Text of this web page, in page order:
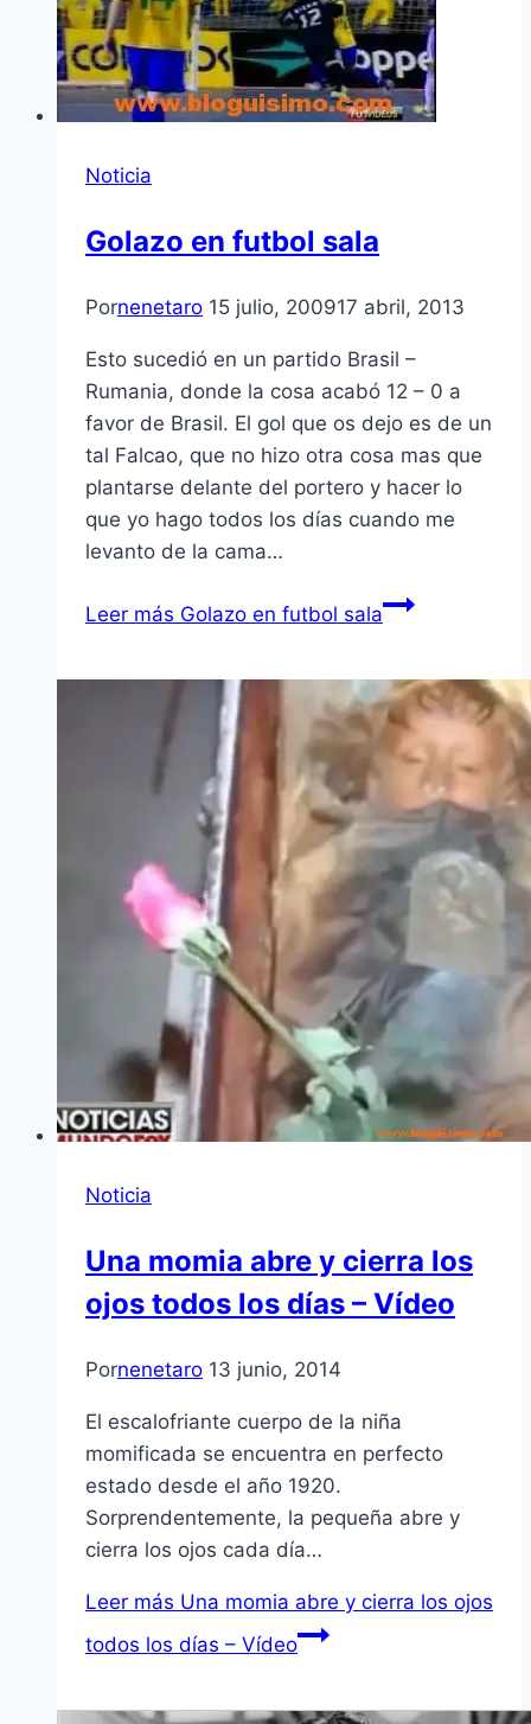
Noticia
Golazo en futbol sala
Pornenetaro 15 julio, 200917 abril, 2013
Esto sucedió en un partido Brasil –
Rumania, donde la cosa acabó 12 – 0 a
favor de Brasil. El gol que os dejo es de un
tal Falcao, que no hizo otra cosa mas que
plantarse delante del portero y hacer lo
que yo hago todos los dí­as cuando me
levanto de la cama…
Leer más Golazo en futbol sala
Noticia
Una momia abre y cierra los
ojos todos los días – Vídeo
Pornenetaro 13 junio, 2014
El escalofriante cuerpo de la niña
momificada se encuentra en perfecto
estado desde el año 1920.
Sorprendentemente, la pequeña abre y
cierra los ojos cada día…
Leer más Una momia abre y cierra los ojos
todos los días – Vídeo